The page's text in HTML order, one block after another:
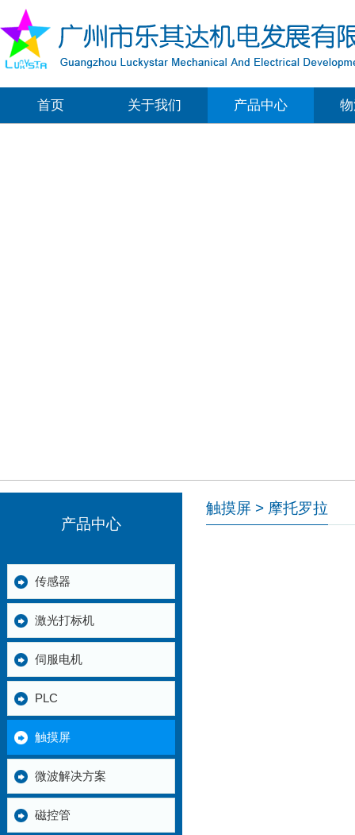
首页 关于我们 产品中心
产品中心
传感器
激光打标机
伺服电机
PLC
触摸屏
微波解决方案
磁控管
触摸屏 > 摩托罗拉